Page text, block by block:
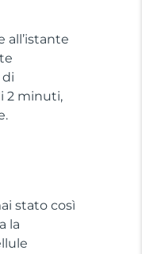
all’istante
2 minuti,
stato così
la